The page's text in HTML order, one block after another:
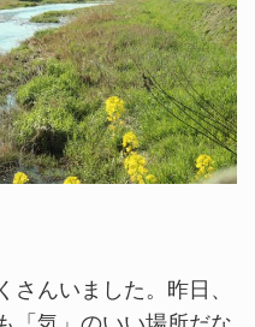
んいました。昨日、